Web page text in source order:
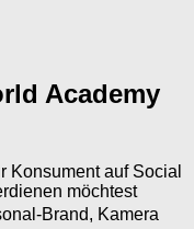
Academy
Konsument auf Social
möchtest
Brand, Kamera